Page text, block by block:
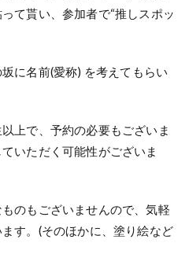
て貰い、参加者で“推しスポッ
に名前(愛称) を考えてもらい
上で、予約の必要もございま
いただく可能性がございま
のもございませんので、気軽
す。(そのほかに、塗り絵など